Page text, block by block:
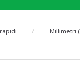
Millimetri